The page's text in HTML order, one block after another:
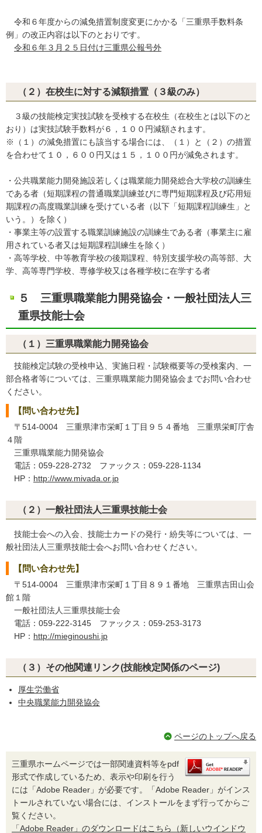
令和６年度からの減免措置制度変更にかかる「三重県手数料条
例」の改正内容は以下のとおりです。
令和６年３月２５日付け三重県公報号外
（２）在校生に対する減額措置（３級のみ）
３級の技能検定実技試験を受検する在校生（在校生とは以下のと
おり）は実技試験手数料が６，１００円減額されます。
※（１）の減免措置にも該当する場合には、（１）と（２）の措置
を合わせて１０，６００円又は１５，１００円が減免されます。
・公共職業能力開発施設若しくは職業能力開発総合大学校の訓練生
である者（短期課程の普通職業訓練並びに専門短期課程及び応用短
期課程の高度職業訓練を受けている者（以下「短期課程訓練生」と
いう。）を除く）
・事業主等の設置する職業訓練施設の訓練生である者（事業主に雇
用されている者又は短期課程訓練生を除く）
・高等学校、中等教育学校の後期課程、特別支援学校の高等部、大
学、高等専門学校、専修学校又は各種学校に在学する者
５ 三重県職業能力開発協会・一般社団法人三
重県技能士会
（１）三重県職業能力開発協会
技能検定試験の受検申込、実施日程・試験概要等の受検案内、一
部合格者等については、三重県職業能力開発協会までお問い合わせ
ください。
【問い合わせ先】
〒514-0004 三重県津市栄町１丁目９５４番地 三重県栄町庁舎
４階
三重県職業能力開発協会
電話：059-228-2732 ファックス：059-228-1134
HP： http://www.mivada.or.jp
（２）一般社団法人三重県技能士会
技能士会への入会、技能士カードの発行・紛失等については、一
般社団法人三重県技能士会へお問い合わせください。
【問い合わせ先】
〒514-0004 三重県津市栄町１丁目８９１番地 三重県吉田山会
館１階
一般社団法人三重県技能士会
電話：059-222-3145 ファックス：059-253-3173
HP： http://mieginoushi.jp
（３）その他関連リンク(技能検定関係のページ)
厚生労働省
中央職業能力開発協会
ページのトップへ戻る
三重県ホームページでは一部関連資料等をpdf
形式で作成しているため、表示や印刷を行う
には「Adobe Reader」が必要です。「Adobe Reader」がインス
トールされていない場合には、インストールをまず行ってからご
覧ください。
「Adobe Reader」のダウンロードはこちら（新しいウインドウ